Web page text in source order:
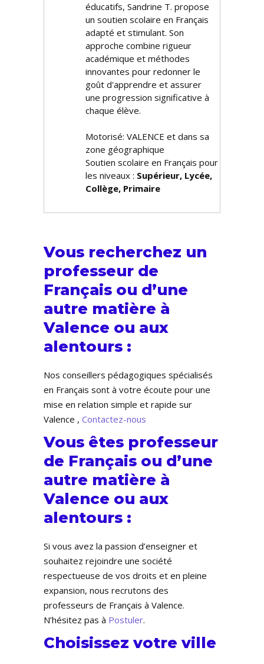
éducatifs, Sandrine T. propose
un soutien scolaire en Français
adapté et stimulant. Son
approche combine rigueur
académique et méthodes
innovantes pour redonner le
goût d'apprendre et assurer
une progression significative à
chaque élève.
Motorisé: VALENCE et dans sa
zone géographique
Soutien scolaire en Français pour
les niveaux : Supérieur, Lycée,
Collège, Primaire
Vous recherchez un
professeur de
Français ou d’une
autre matière à
Valence ou aux
alentours :
Nos conseillers pédagogiques spécialisés
en Français sont à votre écoute pour une
mise en relation simple et rapide sur
Valence , Contactez-nous
Vous êtes professeur
de Français ou d’une
autre matière à
Valence ou aux
alentours :
Si vous avez la passion d’enseigner et
souhaitez rejoindre une société
respectueuse de vos droits et en pleine
expansion, nous recrutons des
professeurs de Français à Valence.
N’hésitez pas à Postuler.
Choisissez votre ville